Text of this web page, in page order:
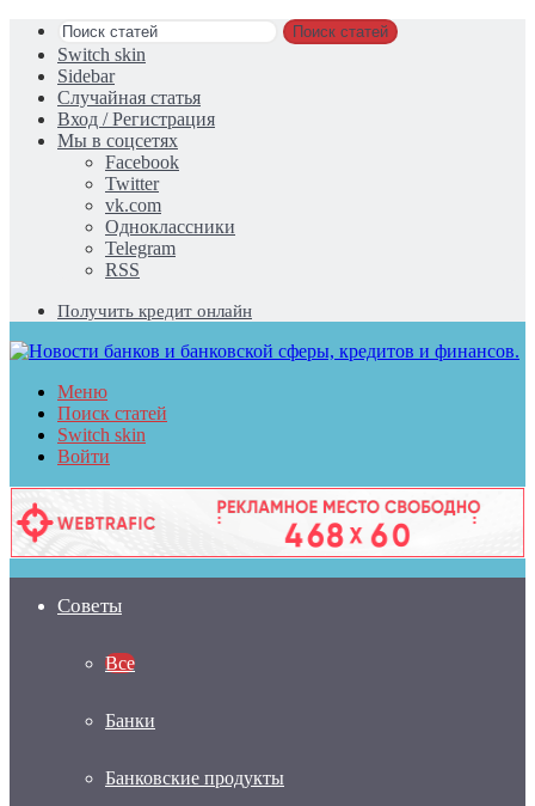
Поиск статей
Switch skin
Sidebar
Случайная статья
Вход / Регистрация
Мы в соцсетях
Facebook
Twitter
vk.com
Одноклассники
Telegram
RSS
Получить кредит онлайн
Меню
Поиск статей
Switch skin
Войти
Советы
Все
Банки
Банковские продукты